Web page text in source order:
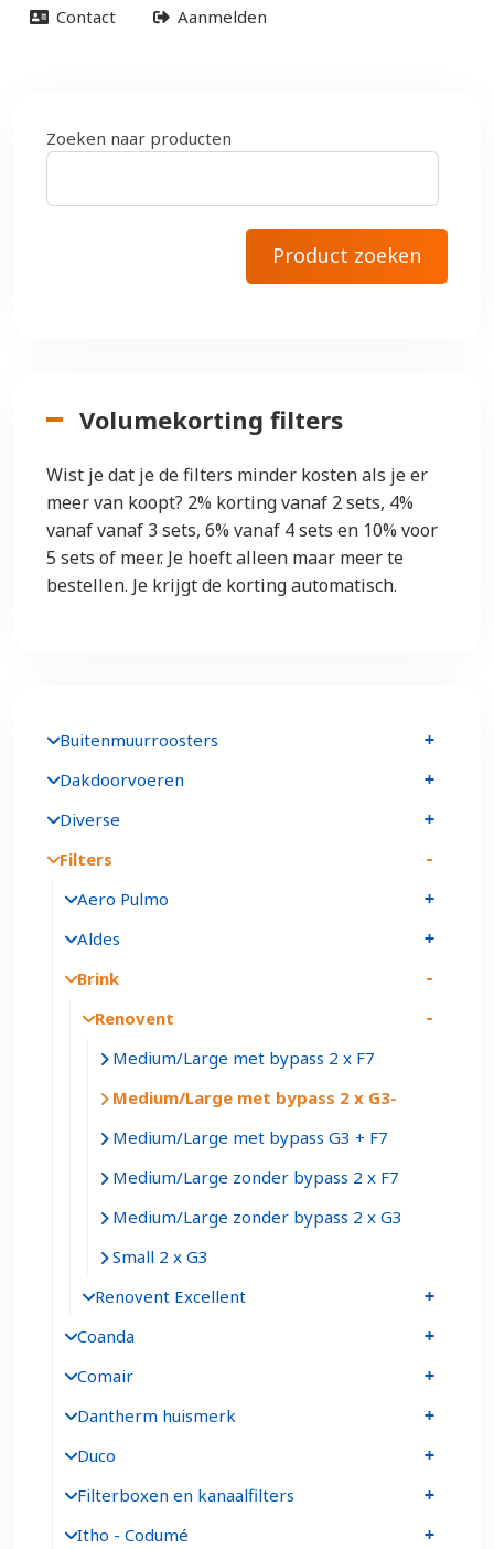
Contact Aanmelden
Zoeken naar producten
Volumekorting filters
Wist je dat je de filters minder kosten als je er
meer van koopt? 2% korting vanaf 2 sets, 4%
vanaf vanaf 3 sets, 6% vanaf 4 sets en 10% voor
5 sets of meer. Je hoeft alleen maar meer te
bestellen. Je krijgt de korting automatisch.
Buitenmuurroosters
Dakdoorvoeren
Diverse
Filters
Aero Pulmo
Aldes
Brink
Renovent
Medium/Large met bypass 2 x F7
Medium/Large met bypass 2 x G3
Medium/Large met bypass G3 + F7
Medium/Large zonder bypass 2 x F7
Medium/Large zonder bypass 2 x G3
Small 2 x G3
Renovent Excellent
Coanda
Comair
Dantherm huismerk
Duco
Filterboxen en kanaalfilters
Itho - Codumé